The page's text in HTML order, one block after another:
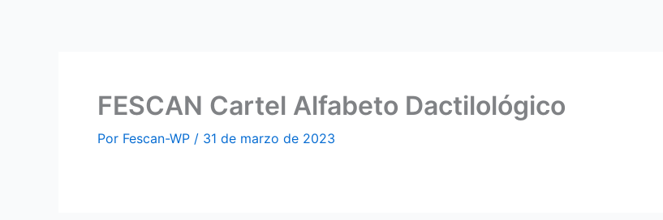
FESCAN Cartel Alfabeto Dactilológico
Por Fescan-WP / 31 de marzo de 2023